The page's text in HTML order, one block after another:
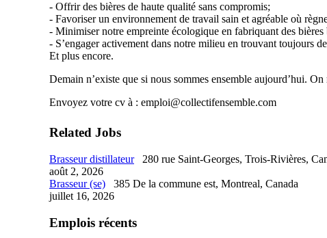
- Offrir des bières de haute qualité sans compromis;
- Favoriser un environnement de travail sain et agréable où
- Minimiser notre empreinte écologique en fabriquant des
- S’engager activement dans notre milieu en trouvant toujours
Et plus encore.
Demain n’existe que si nous sommes ensemble aujourd’hui.
Envoyez votre cv à : emploi@collectifensemble.com
Related Jobs
Brasseur distillateur 280 rue Saint-Georges, Trois-Rivières,
août 2, 2026
Brasseur (se)
385 De la commune est, Montreal, Canada
juillet 16, 2026
Emplois récents